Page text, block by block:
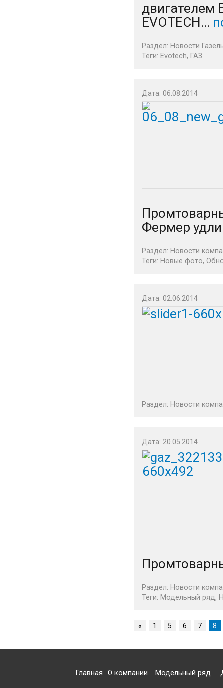
двигателем
EVOTECH...
Раздел: Новости
Теги: Evotech, ГАЗ
Дата: 06.08.2014
Фермер
Раздел: Новости
Теги: Новые фото,
Дата: 02.06.2014
Раздел: Новости
Дата: 20.05.2014
Раздел: Новости
Теги: Модельный ряд,
« 1 5 6 7 8
Главная О компании Модельный ряд